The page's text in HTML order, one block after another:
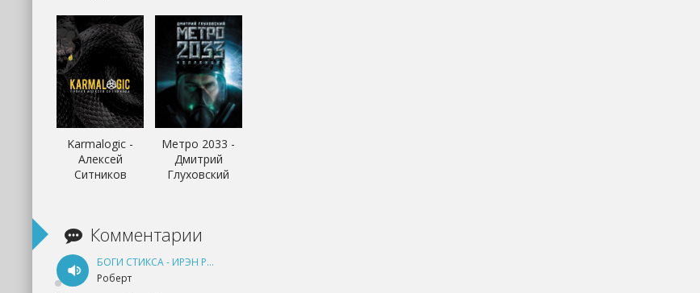
Karmalogic -
Алексей
Ситников
Метро 2033 -
Дмитрий
Глуховский
Комментарии
БОГИ СТИКСА - ИРЭН РУДКЕВИЧ
Роберт